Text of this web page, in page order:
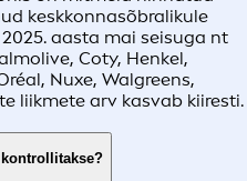
keskkonnasõbralikule
aasta mai seisuga nt
Coty, Henkel,
Nuxe, Walgreens,
liikmete arv kasvab kiiresti.